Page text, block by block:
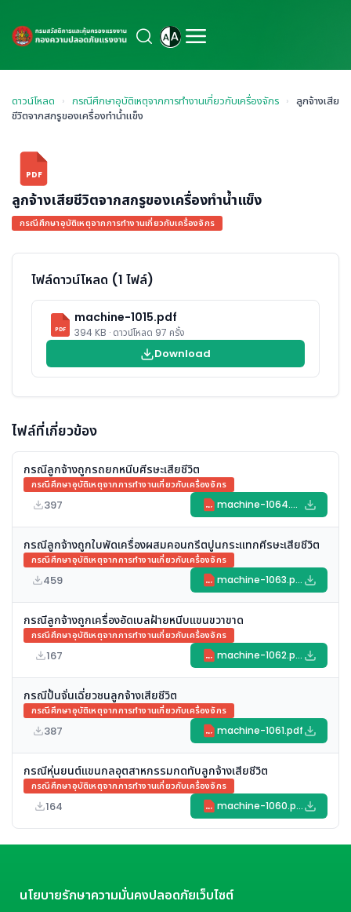
ดาวน์โหลด › กรณีศึกษาอุบัติเหตุจากการทำงานเกี่ยวกับเครื่องจักร › ลูกจ้างเสีย
ชีวิตจากสกรูของเครื่องทำน้ำแข็ง
PDF
ลูกจ้างเสียชีวิตจากสกรูของเครื่องทำน้ำแข็ง
กรณีศึกษาอุบัติเหตุจากการทำงานเกี่ยวกับเครื่องจักร
ไฟล์ดาวน์โหลด (1 ไฟล์)
PDF
machine-1015.pdf
394 KB · ดาวน์โหลด 97 ครั้ง
Download
ไฟล์ที่เกี่ยวข้อง
กรณีลูกจ้างถูกรถยกหนีบศีรษะเสียชีวิต
กรณีศึกษาอุบัติเหตุจากการทำงานเกี่ยวกับเครื่องจักร
397 PDF machine-1064.pdf
กรณีลูกจ้างถูกใบพัดเครื่องผสมคอนกรีตปูนกระแทกศีรษะเสียชีวิต
กรณีศึกษาอุบัติเหตุจากการทำงานเกี่ยวกับเครื่องจักร
459 PDF machine-1063.pdf
กรณีลูกจ้างถูกเครื่องอัดเบลฝ้ายหนีบแขนขวาขาด
กรณีศึกษาอุบัติเหตุจากการทำงานเกี่ยวกับเครื่องจักร
167 PDF machine-1062.pdf
กรณีปั้นจั่นเฉี่ยวชนลูกจ้างเสียชีวิต
กรณีศึกษาอุบัติเหตุจากการทำงานเกี่ยวกับเครื่องจักร
387 PDF machine-1061.pdf
กรณีหุ่นยนต์แขนกลอุตสาหกรรมกดทับลูกจ้างเสียชีวิต
กรณีศึกษาอุบัติเหตุจากการทำงานเกี่ยวกับเครื่องจักร
164 PDF machine-1060.pdf
นโยบายรักษาความมั่นคงปลอดภัยเว็บไซต์